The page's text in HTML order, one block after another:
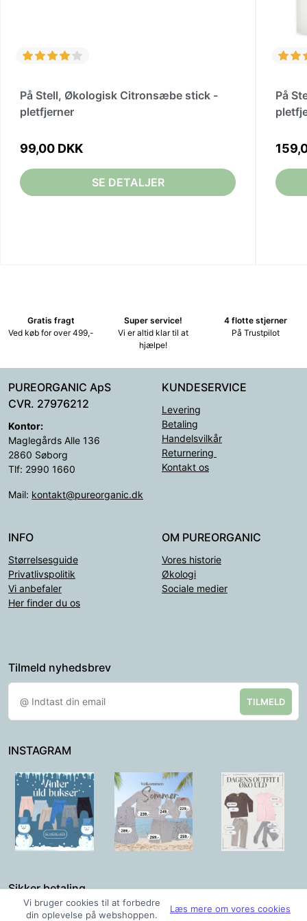
På Stell, Økologisk Citronsæbe stick -
pletfjerner
99,00 DKK
SE DETALJER
På
Gratis fragt
Ved køb for over 499,-
Super service!
Vi er altid klar til at
hjælpe!
4 flotte stjerner
På Trustpilot
PUREORGANIC ApS
CVR. 27976212
Kontor:
Maglegårds Alle 136
2860 Søborg
Tlf: 2990 1660
Mail: kontakt@pureorganic.dk
KUNDESERVICE
Levering
Betaling
Handelsvilkår
Returnering
Kontakt os
INFO
Størrelsesguide
Privatlivspolitik
Vi anbefaler
Her finder du os
OM PUREORGANIC
Vores historie
Økologi
Sociale medier
Tilmeld nyhedsbrev
TILMELD
INSTAGRAM
Sikker betaling
Vi bruger cookies til at forbedre
din oplevelse på webshoppen.
Læs mere om vores cookies